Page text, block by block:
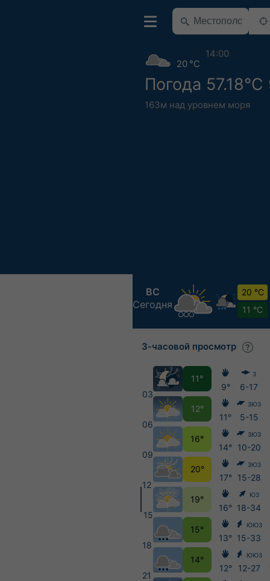
Погода
163м над уровнем моря
20 °C
14:00
ВС
Сегодня
20 °C
11 °C
3-часовой просмотр
03
06
09
12
15
18
21
11°
12°
16°
20°
19°
15°
14°
9°
11°
14°
17°
16°
13°
12°
З
6-17
ЗЮЗ
5-15
ЗЮЗ
10-20
ЗЮЗ
15-28
ЮЗ
18-34
ЮЮЗ
15-33
ЮЮЗ
12-27